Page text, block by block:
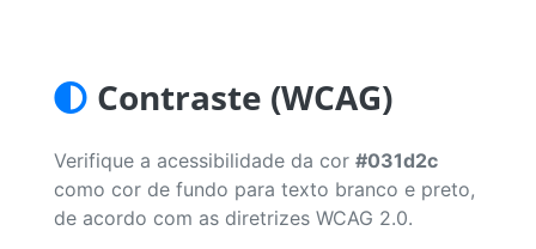
Contraste (WCAG)
Verifique a acessibilidade da cor #031d2c
como cor de fundo para texto branco e preto,
de acordo com as diretrizes WCAG 2.0.